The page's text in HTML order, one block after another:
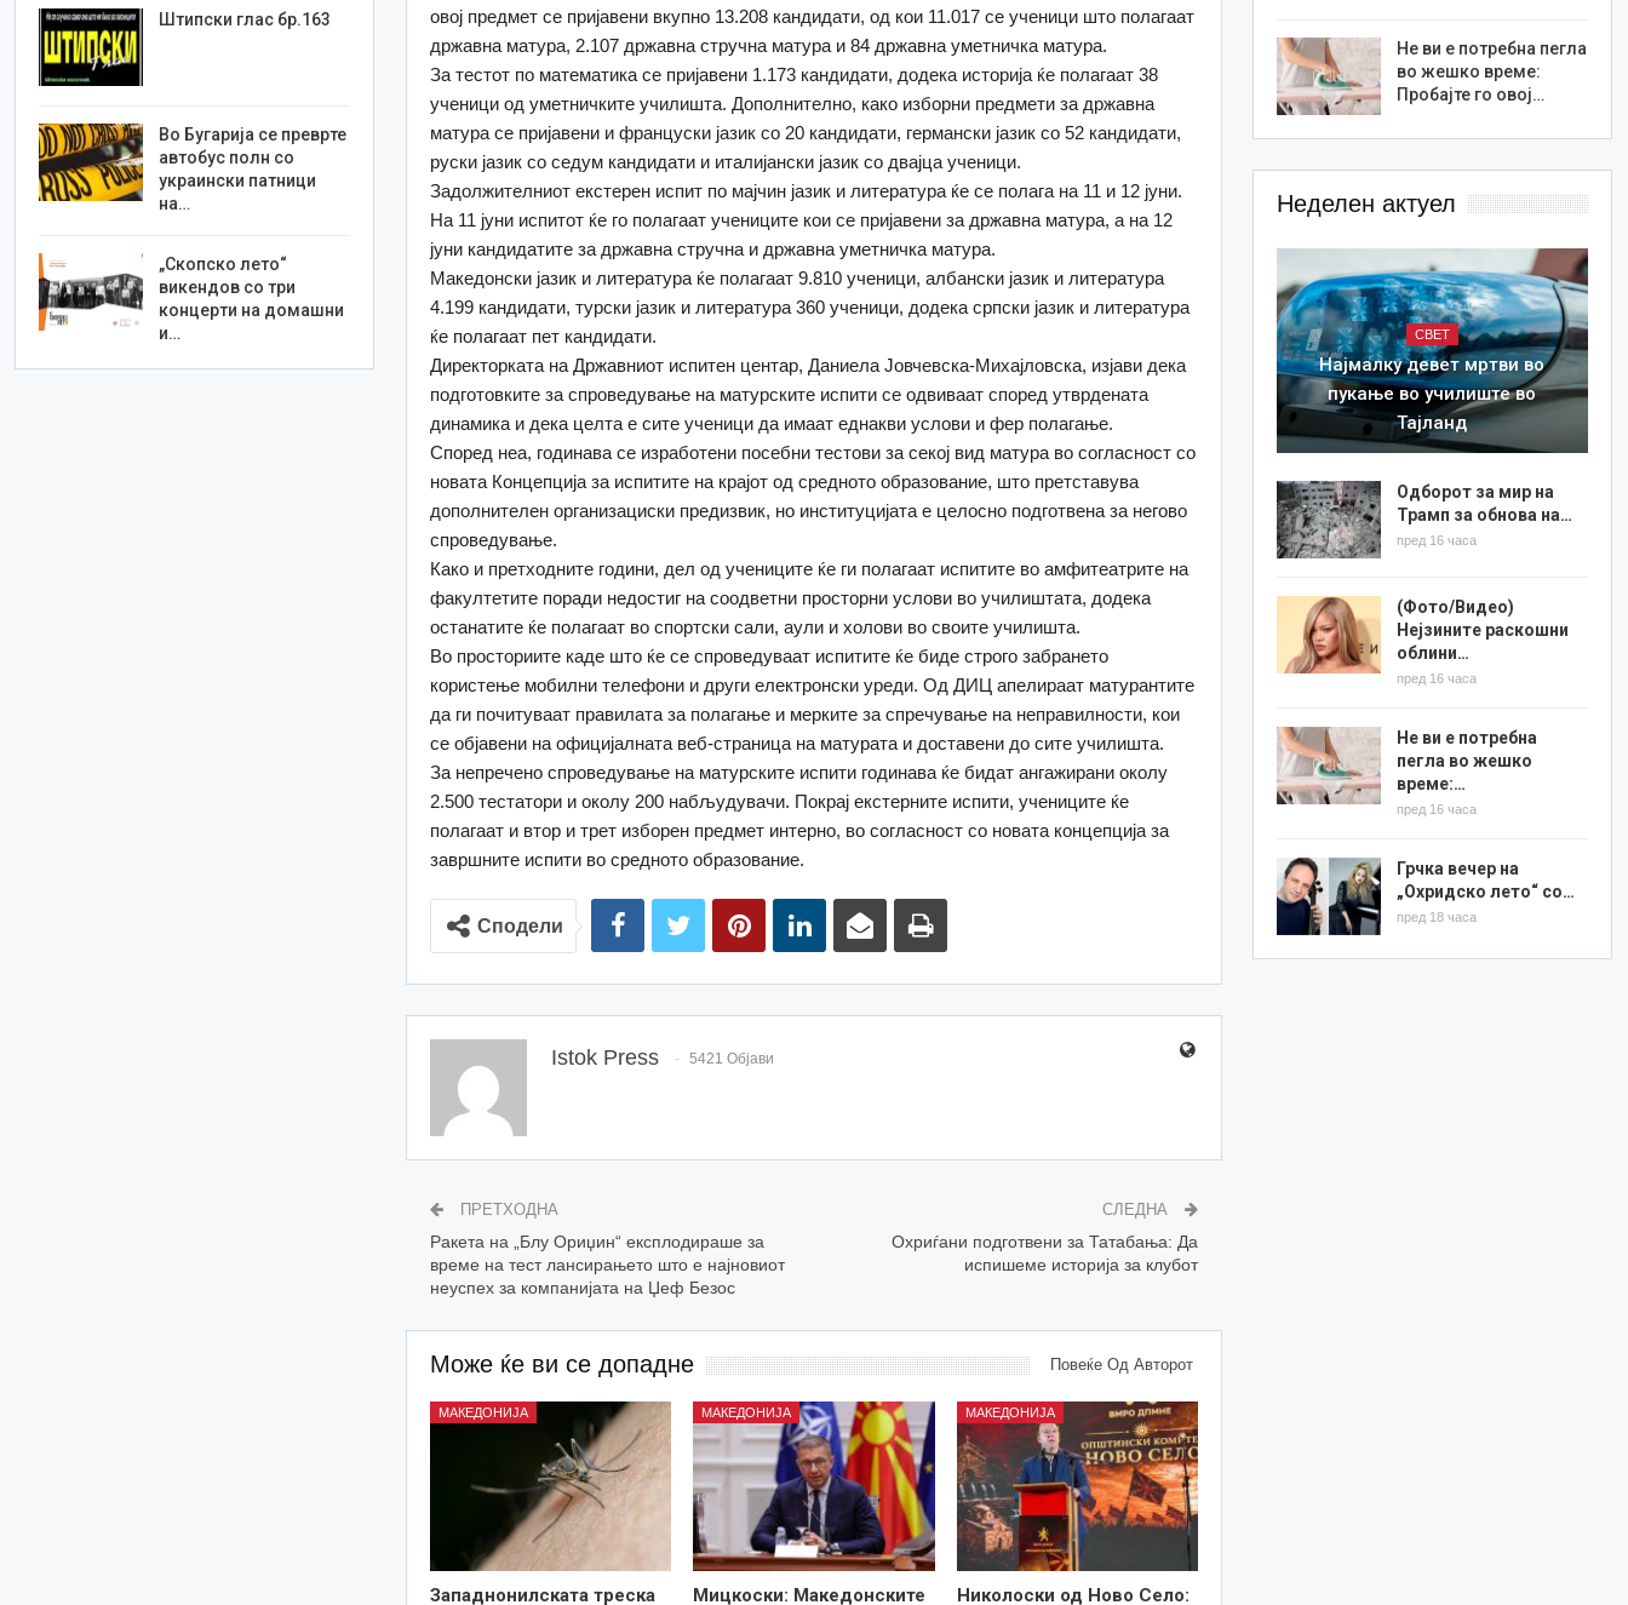
овој предмет се пријавени вкупно 13.208 кандидати, од кои 11.017 се ученици што полагаат
државна матура, 2.107 државна стручна матура и 84 државна уметничка матура.
За тестот по математика се пријавени 1.173 кандидати, додека историја ќе полагаат 38
ученици од уметничките училишта. Дополнително, како изборни предмети за државна
матура се пријавени и француски јазик со 20 кандидати, германски јазик со 52 кандидати,
руски јазик со седум кандидати и италијански јазик со двајца ученици.
Задолжителниот екстерен испит по мајчин јазик и литература ќе се полага на 11 и 12 јуни.
На 11 јуни испитот ќе го полагаат учениците кои се пријавени за државна матура, а на 12
јуни кандидатите за државна стручна и државна уметничка матура.
Македонски јазик и литература ќе полагаат 9.810 ученици, албански јазик и литература
4.199 кандидати, турски јазик и литература 360 ученици, додека српски јазик и литература
ќе полагаат пет кандидати.
Директорката на Државниот испитен центар, Даниела Јовчевска-Михајловска, изјави дека
подготовките за спроведување на матурските испити се одвиваат според утврдената
динамика и дека целта е сите ученици да имаат еднакви услови и фер полагање.
Според неа, годинава се изработени посебни тестови за секој вид матура во согласност со
новата Концепција за испитите на крајот од средното образование, што претставува
дополнителен организациски предизвик, но институцијата е целосно подготвена за негово
спроведување.
Како и претходните години, дел од учениците ќе ги полагаат испитите во амфитеатрите на
факултетите поради недостиг на соодветни просторни услови во училиштата, додека
останатите ќе полагаат во спортски сали, аули и холови во своите училишта.
Во просториите каде што ќе се спроведуваат испитите ќе биде строго забрането
користење мобилни телефони и други електронски уреди. Од ДИЦ апелираат матурантите
да ги почитуваат правилата за полагање и мерките за спречување на неправилности, кои
се објавени на официјалната веб-страница на матурата и доставени до сите училишта.
За непречено спроведување на матурските испити годинава ќе бидат ангажирани околу
2.500 тестатори и околу 200 набљудувачи. Покрај екстерните испити, учениците ќе
полагаат и втор и трет изборен предмет интерно, во согласност со новата концепција за
завршните испити во средното образование.
Сподели
Istok Press 5421 Објави
ПРЕТХОДНА
Ракета на „Блу Ориџин“ експлодираше за
време на тест лансирањето што е најновиот
неуспех за компанијата на Џеф Безос
СЛЕДНА
Охриѓани подготвени за Татабања: Да
испишеме историја за клубот
Може ќе ви се допадне Повеќе Од Авторот
МАКЕДОНИЈА
Западнонилската треска
МАКЕДОНИЈА
Мицкоски: Македонските
МАКЕДОНИЈА
Николоски од Ново Село:
Не ви е потребна пегла
во жешко време:
Пробајте го овој…
Неделен актуел
СВЕТ
Најмалку девет мртви во
пукање во училиште во
Тајланд
Одборот за мир на
Трамп за обнова на…
пред 16 часа
(Фото/Видео)
Нејзините раскошни
облини…
пред 16 часа
Не ви е потребна
пегла во жешко
време:…
пред 16 часа
Грчка вечер на
„Охридско лето“ со…
пред 18 часа
Штипски глас бр.163
Во Бугарија се преврте
автобус полн со
украински патници
на…
„Скопско лето“
викендов со три
концерти на домашни
и…